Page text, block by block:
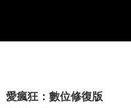
愛瘋狂：數位修復版